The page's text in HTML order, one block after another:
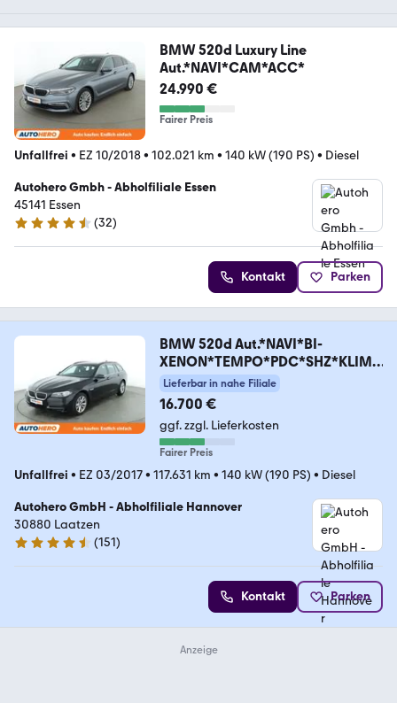
BMW 520d Luxury Line
Aut.*NAVI*CAM*ACC*
24.990 €
Fairer Preis
Unfallfrei • EZ 10/2018• 102.021 km • 140 kW (190 PS) • Diesel
Autohero Gmbh - Abholfiliale Essen
45141 Essen
4.7 Sterne
(32)
Kontakt Parken
BMW 520d Aut.*NAVI*BI-
XENON*TEMPO*PDC*SHZ*KLIMA
*Lieferbar in nahe Filiale
16.700 €
ggf. zzgl. Lieferkosten
Fairer Preis
Unfallfrei • EZ 03/2017• 117.631 km • 140 kW (190 PS) • Diesel
Autohero GmbH - Abholfiliale Hannover
30880 Laatzen
4.7 Sterne
(151)
Kontakt Parken